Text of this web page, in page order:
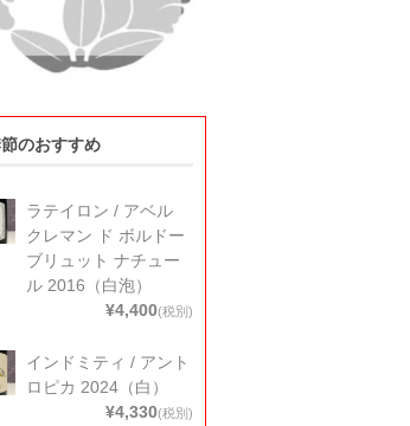
のおすすめ
ラテイロン / アベル
クレマン ド ボルドー
ブリュット ナチュー
ル 2016（白泡）
¥4,400(税別)
インドミティ / アント
ロピカ 2024（白）
¥4,330(税別)